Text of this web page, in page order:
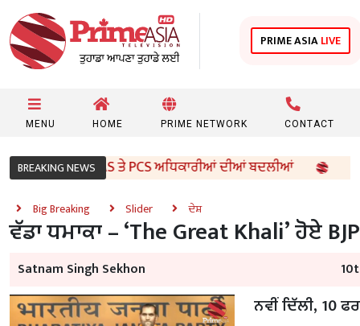
PRIME ASIALIVE
MENU HOME PRIME NETWORK CONTACT
BREAKING NEWS
ਵੱਲੋਂ 96 IAS ਤੇ PCS ਅਧਿਕਾਰੀਆਂ ਦੀਆਂ ਬਦਲੀਆਂ
Big Breaking Slider ਦੇਸ਼
ਵੱਡਾ ਧਮਾਕਾ – ‘The Great Khali’ ਹੋਏ
Satnam Singh Sekhon
ਨਵੀਂ ਦਿੱਲੀ, 10